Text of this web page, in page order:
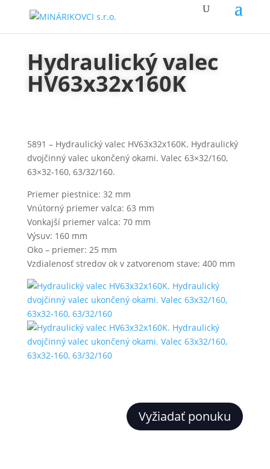
Hydraulický valec
HV63x32x160K
5891 – Hydraulický valec HV63x32x160K. Hydraulický
dvojčinný valec ukončený okami. Valec 63×32/160,
63×32-160, 63/32/160.
Priemer piestnice: 32 mm
Vnútorný priemer valca: 63 mm
Vonkajší priemer valca: 70 mm
Výsuv: 160 mm
Oko – priemer: 25 mm
Vzdialenosť stredov ok v zatvorenom stave: 400 mm
Vyžiadať ponuku